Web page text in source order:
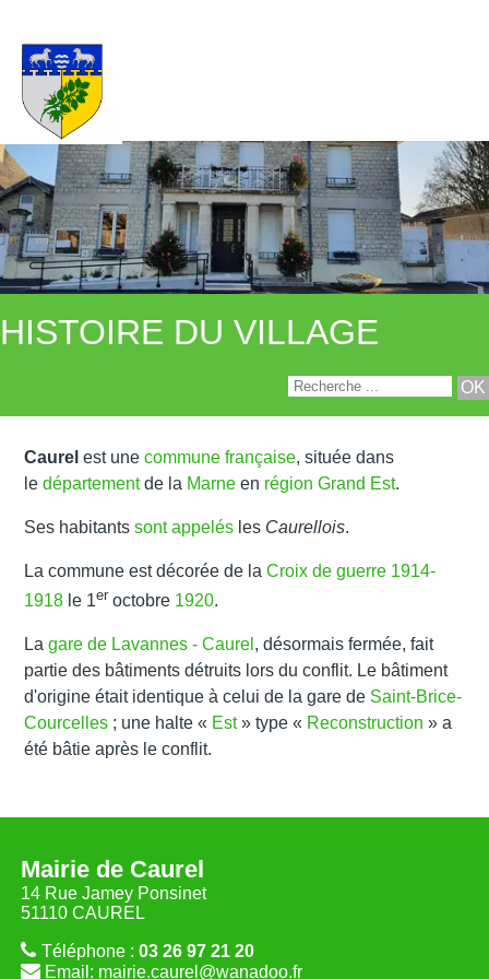
HISTOIRE DU VILLAGE
Caurel est unecommune française, située dans
ledépartementde la Marne en région Grand Est.
Ses habitantssont appelés les Caurellois.
La commune est décorée de laCroix de guerre 1914-
1918 le 1er octobre 1920.
Lagare de Lavannes - Caurel , désormais fermée, fait
partie des bâtiments détruits lors du conflit. Le bâtiment
d'origine était identique à celui de la gare de Saint-Brice-
Courcelles ; une halte « Est» type « Reconstruction » a
été bâtie après le conflit.
Mairie de Caurel
14 Rue Jamey Ponsinet
51110 CAUREL
Téléphone : 03 26 97 21 20
Email: mairie.caurel@wanadoo.fr